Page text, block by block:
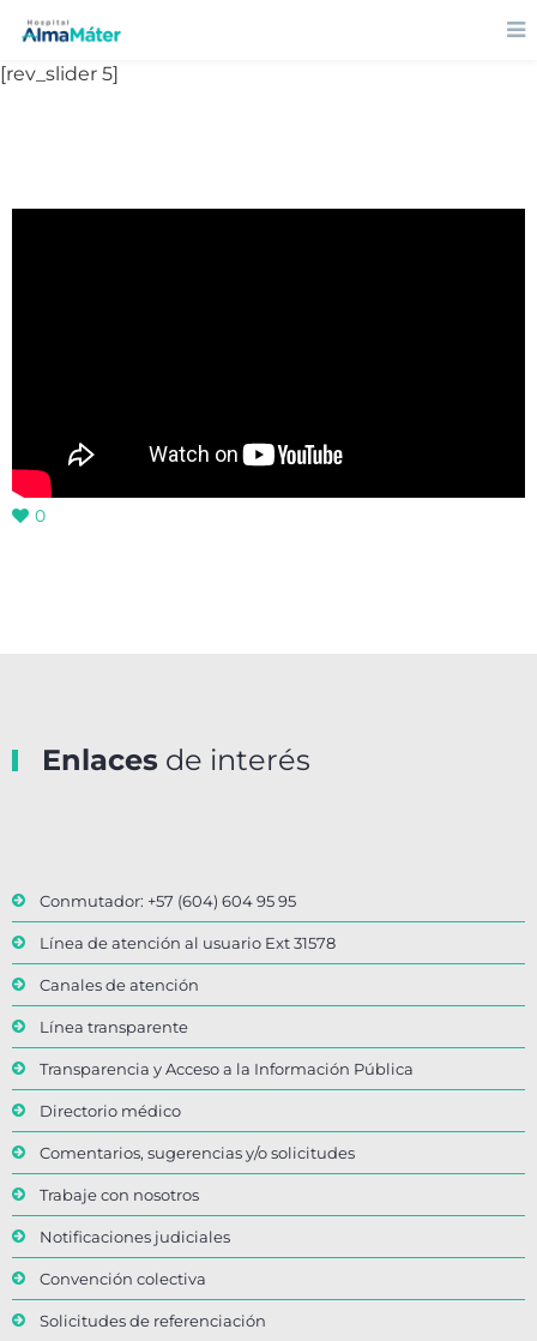
[rev_slider 5]
0
Enlaces de interés
Conmutador: +57 (604) 604 95 95
Línea de atención al usuario Ext 31578
Canales de atención
Línea transparente
Transparencia y Acceso a la Información Pública
Directorio médico
Comentarios, sugerencias y/o solicitudes
Trabaje con nosotros
Notificaciones judiciales
Convención colectiva
Solicitudes de referenciación